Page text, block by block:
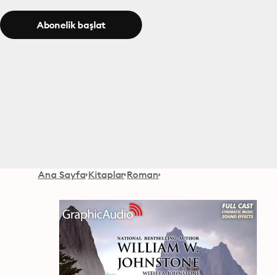
Abonelik başlat
Ana Sayfa Kitaplar Roman